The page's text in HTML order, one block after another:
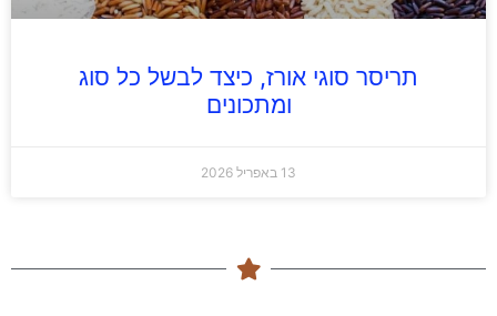
תריסר סוגי אורז, כיצד לבשל כל סוג
ומתכונים
13 באפריל 2026